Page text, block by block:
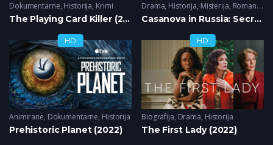
Dokumentarne, Historija, Krimi
The Playing Card Killer (2022)
Drama, Historija, Misterija, Romantika
Casanova in Russia: Secret Mission (2022)
HD
Animirane, Dokumentarne, Historija
Prehistoric Planet (2022)
HD
Biografija, Drama, Historija
The First Lady (2022)